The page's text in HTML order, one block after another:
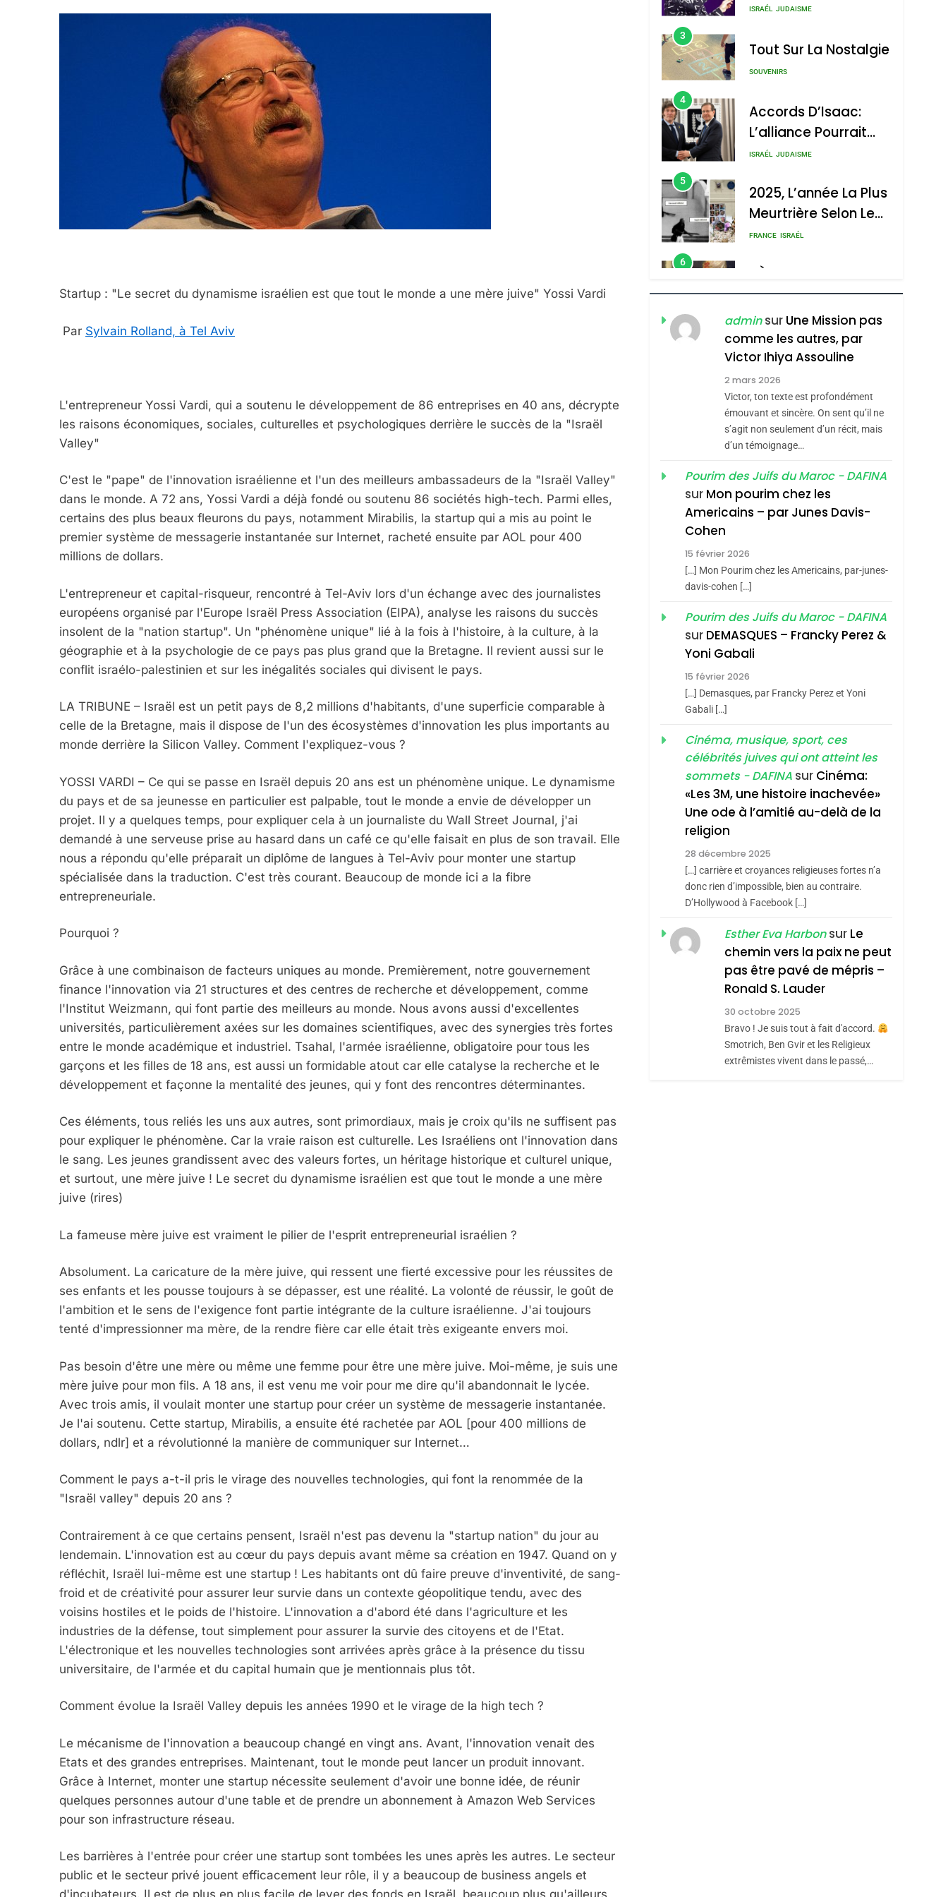
Startup : "Le secret du dynamisme israélien est que tout le monde a une mère juive" Yossi Vardi
Par Sylvain Rolland, à Tel Aviv
L'entrepreneur Yossi Vardi, qui a soutenu le développement de 86 entreprises en 40 ans, décrypte
les raisons économiques, sociales, culturelles et psychologiques derrière le succès de la "Israël
Valley"
C'est le "pape" de l'innovation israélienne et l'un des meilleurs ambassadeurs de la "Israël Valley"
dans le monde. A 72 ans, Yossi Vardi a déjà fondé ou soutenu 86 sociétés high-tech. Parmi elles,
certains des plus beaux fleurons du pays, notamment Mirabilis, la startup qui a mis au point le
premier système de messagerie instantanée sur Internet, racheté ensuite par AOL pour 400
millions de dollars.
L'entrepreneur et capital-risqueur, rencontré à Tel-Aviv lors d'un échange avec des journalistes
européens organisé par l'Europe Israël Press Association (EIPA), analyse les raisons du succès
insolent de la "nation startup". Un "phénomène unique" lié à la fois à l'histoire, à la culture, à la
géographie et à la psychologie de ce pays pas plus grand que la Bretagne. Il revient aussi sur le
conflit israélo-palestinien et sur les inégalités sociales qui divisent le pays.
LA TRIBUNE – Israël est un petit pays de 8,2 millions d'habitants, d'une superficie comparable à
celle de la Bretagne, mais il dispose de l'un des écosystèmes d'innovation les plus importants au
monde derrière la Silicon Valley. Comment l'expliquez-vous ?
YOSSI VARDI – Ce qui se passe en Israël depuis 20 ans est un phénomène unique. Le dynamisme
du pays et de sa jeunesse en particulier est palpable, tout le monde a envie de développer un
projet. Il y a quelques temps, pour expliquer cela à un journaliste du Wall Street Journal, j'ai
demandé à une serveuse prise au hasard dans un café ce qu'elle faisait en plus de son travail. Elle
nous a répondu qu'elle préparait un diplôme de langues à Tel-Aviv pour monter une startup
spécialisée dans la traduction. C'est très courant. Beaucoup de monde ici a la fibre
entrepreneuriale.
Pourquoi ?
Grâce à une combinaison de facteurs uniques au monde. Premièrement, notre gouvernement
finance l'innovation via 21 structures et des centres de recherche et développement, comme
l'Institut Weizmann, qui font partie des meilleurs au monde. Nous avons aussi d'excellentes
universités, particulièrement axées sur les domaines scientifiques, avec des synergies très fortes
entre le monde académique et industriel. Tsahal, l'armée israélienne, obligatoire pour tous les
garçons et les filles de 18 ans, est aussi un formidable atout car elle catalyse la recherche et le
développement et façonne la mentalité des jeunes, qui y font des rencontres déterminantes.
Ces éléments, tous reliés les uns aux autres, sont primordiaux, mais je croix qu'ils ne suffisent pas
pour expliquer le phénomène. Car la vraie raison est culturelle. Les Israéliens ont l'innovation dans
le sang. Les jeunes grandissent avec des valeurs fortes, un héritage historique et culturel unique,
et surtout, une mère juive ! Le secret du dynamisme israélien est que tout le monde a une mère
juive (rires)
La fameuse mère juive est vraiment le pilier de l'esprit entrepreneurial israélien ?
Absolument. La caricature de la mère juive, qui ressent une fierté excessive pour les réussites de
ses enfants et les pousse toujours à se dépasser, est une réalité. La volonté de réussir, le goût de
l'ambition et le sens de l'exigence font partie intégrante de la culture israélienne. J'ai toujours
tenté d'impressionner ma mère, de la rendre fière car elle était très exigeante envers moi.
Pas besoin d'être une mère ou même une femme pour être une mère juive. Moi-même, je suis une
mère juive pour mon fils. A 18 ans, il est venu me voir pour me dire qu'il abandonnait le lycée.
Avec trois amis, il voulait monter une startup pour créer un système de messagerie instantanée.
Je l'ai soutenu. Cette startup, Mirabilis, a ensuite été rachetée par AOL [pour 400 millions de
dollars, ndlr] et a révolutionné la manière de communiquer sur Internet…
Comment le pays a-t-il pris le virage des nouvelles technologies, qui font la renommée de la
"Israël valley" depuis 20 ans ?
Contrairement à ce que certains pensent, Israël n'est pas devenu la "startup nation" du jour au
lendemain. L'innovation est au cœur du pays depuis avant même sa création en 1947. Quand on y
réfléchit, Israël lui-même est une startup ! Les habitants ont dû faire preuve d'inventivité, de sang-
froid et de créativité pour assurer leur survie dans un contexte géopolitique tendu, avec des
voisins hostiles et le poids de l'histoire. L'innovation a d'abord été dans l'agriculture et les
industries de la défense, tout simplement pour assurer la survie des citoyens et de l'Etat.
L'électronique et les nouvelles technologies sont arrivées après grâce à la présence du tissu
universitaire, de l'armée et du capital humain que je mentionnais plus tôt.
Comment évolue la Israël Valley depuis les années 1990 et le virage de la high tech ?
Le mécanisme de l'innovation a beaucoup changé en vingt ans. Avant, l'innovation venait des
Etats et des grandes entreprises. Maintenant, tout le monde peut lancer un produit innovant.
Grâce à Internet, monter une startup nécessite seulement d'avoir une bonne idée, de réunir
quelques personnes autour d'une table et de prendre un abonnement à Amazon Web Services
pour son infrastructure réseau.
Les barrières à l'entrée pour créer une startup sont tombées les unes après les autres. Le secteur
public et le secteur privé jouent efficacement leur rôle, il y a beaucoup de business angels et
Nouvelle Chanson De
ISRAÉL JUDAISME
3
Tout Sur La Nostalgie
SOUVENIRS
4
Accords D’Isaac:
L’alliance Pourrait
S’étendre À 13 Pays
ISRAÉL JUDAISME
5
2025, L’année La Plus
Meurtrière Selon Le
Rapport D’ADL
FRANCE ISRAÉL
6
FIÈRE, DIGNE ET
RÉSILIENTE :
POURQUOI JE
REVENDIQUE MA
JUDAÏTE Par Thérèse
Zrihen-Dvir
ISRAÉL JUDAISME
CE QUI NOUS
MANQUE – Jacques
Hadida
JUDAISME
Maroc : Les Amandes
De Tafraout, Le Miel
De Tadla Azilal
Consacrés Produits
Du Terroir
DAFINA MAROC
Oeil Ravageur –
2
Dis Guerre»: La
Nouvelle Chanson De
Boy George
ISRAÉL JUDAISME
Accords D’Isaac:
L’alliance Pourrait
S’étendre À 13 Pays
D’Amérique Latine
ISRAÉL JUDAISME
5
Meurtrière Selon Le
Rapport D’ADL
Contre
L’antisémitisme
FRANCE ISRAÉL
FIÈRE, DIGNE ET
RÉSILIENTE :
POURQUOI JE
REVENDIQUE MA
JUDAÏTE Par Thérèse
Zrihen-Dvir
ISRAÉL JUDAISME
CE QUI NOUS
MANQUE – Jacques
Hadida
JUDAISME
Maroc : Les Amandes
adminsur Une Mission pas
comme les autres, par
Victor Ihiya Assouline
2 mars 2026
Victor, ton texte est profondément
émouvant et sincère. On sent qu’il ne
s’agit non seulement d’un récit, mais
d’un témoignage…
Pourim des Juifs du Maroc - DAFINA
sur Mon pourim chez les
Americains – par Junes Davis-
Cohen
15 février 2026
[…] Mon Pourim chez les Americains, par-junes-
davis-cohen […]
Pourim des Juifs du Maroc - DAFINA
sur DEMASQUES – Francky Perez &
Yoni Gabali
15 février 2026
[…] Demasques, par Francky Perez et Yoni
Gabali […]
Cinéma, musique, sport, ces
célébrités juives qui ont atteint les
sommets - DAFINA sur Cinéma:
«Les 3M, une histoire inachevée»
Une ode à l’amitié au-delà de la
religion
28 décembre 2025
[…] carrière et croyances religieuses fortes n’a
donc rien d’impossible, bien au contraire.
D’Hollywood à Facebook […]
Esther Eva Harbonsur Le
chemin vers la paix ne peut
pas être pavé de mépris –
Ronald S. Lauder
30 octobre 2025
Bravo ! Je suis tout à fait d'accord.
Smotrich, Ben Gvir et les Religieux
extrêmistes vivent dans le passé,…